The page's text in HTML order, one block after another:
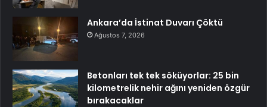
Ankara’da İstinat Duvarı Çöktü
Ağustos 7, 2026
Betonları tek tek söküyorlar: 25 bin
kilometrelik nehir ağını yeniden özgür
bırakacaklar